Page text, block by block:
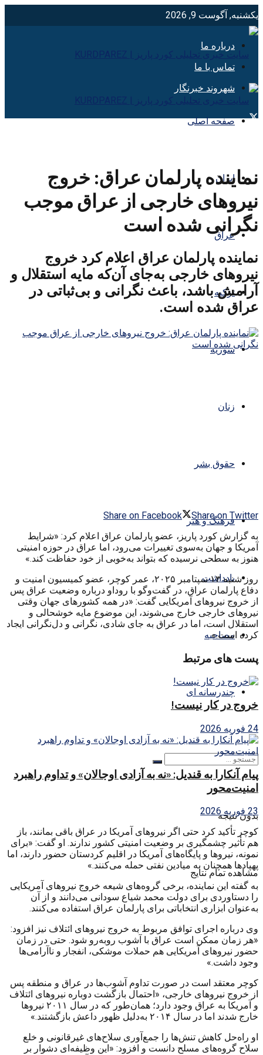
یکشنبه, آگوست 9, 2026
درباره ما
تماس با ما
شهروند خبرنگار
صفحه اصلی
ایران
عراق
ترکیه
سوریه
زنان
حقوق بشر
فرهنگ و هنر
یادداشت
مصاحبه
چندرسانه ای
بدون نتیجه
مشاهده تمام نتایج
نماینده پارلمان عراق: خروج
نیروهای خارجی از عراق موجب
نگرانی شده است
نماینده پارلمان عراق اعلام کرد خروج
نیروهای خارجی به‌جای آن‌که مایه استقلال و
آرامش باشد، باعث نگرانی و بی‌ثباتی در
عراق شده است.
Share on Facebook
Share on Twitter
به گزارش کورد پاریز، عضو پارلمان عراق اعلام کرد: «شرایط
آمریکا و جهان به‌سوی تغییرات می‌رود، اما عراق در حوزه امنیتی
هنوز به سطحی نرسیده که بتواند به‌خوبی از خود حفاظت کند.»
روز شنبه ۱۳ سپتامبر ۲۰۲۵، عمر کوچر، عضو کمیسیون امنیت و
دفاع پارلمان عراق، در گفت‌وگو با روداو درباره وضعیت عراق پس
از خروج نیروهای آمریکایی گفت: «در همه کشورهای جهان وقتی
نیروهای خارجی خارج می‌شوند، این موضوع مایه خوشحالی و
استقلال است، اما در عراق به جای شادی، نگرانی و دل‌نگرانی ایجاد
کرده است.»
پست های مرتبط
خروج در کار نیست!
24 فوریه 2026
پیام آنکارا به قندیل: «نه به آزادی اوجالان» و تداوم راهبرد
امنیت‌محور
23 فوریه 2026
کوچر تأکید کرد حتی اگر نیروهای آمریکا در عراق باقی بمانند، باز
هم تأثیر چشمگیری بر وضعیت امنیتی کشور ندارند. او گفت: «برای
نمونه، نیروها و پایگاه‌های آمریکا در اقلیم کردستان حضور دارند، اما
پهپادها همچنان به میادین نفتی حمله می‌کنند.»
به گفته این نماینده، برخی گروه‌های شیعه خروج نیروهای آمریکایی
را دستاوردی برای دولت محمد شیاع سودانی می‌دانند و از آن
به‌عنوان ابزاری انتخاباتی برای پارلمان عراق استفاده می‌کنند.
وی درباره اجرای توافق مربوط به خروج نیروهای ائتلاف نیز افزود:
«هر زمان ممکن است عراق با آشوب روبه‌رو شود. حتی در زمان
حضور نیروهای آمریکایی هم حملات موشکی، انفجار و ناآرامی‌ها
وجود داشت.»
کوچر معتقد است در صورت تداوم آشوب‌ها در عراق و منطقه پس
از خروج نیروهای خارجی، «احتمال بازگشت دوباره نیروهای ائتلاف
و آمریکا به عراق وجود دارد؛ همان‌طور که در سال ۲۰۱۱ نیروها
خارج شدند اما در سال ۲۰۱۴ به‌دلیل ظهور داعش بازگشتند.»
او راه‌حل کاهش تنش‌ها را جمع‌آوری سلاح‌های غیرقانونی و خلع
سلاح گروه‌های مسلح دانست و افزود: «این وظیفه‌ای دشوار بر